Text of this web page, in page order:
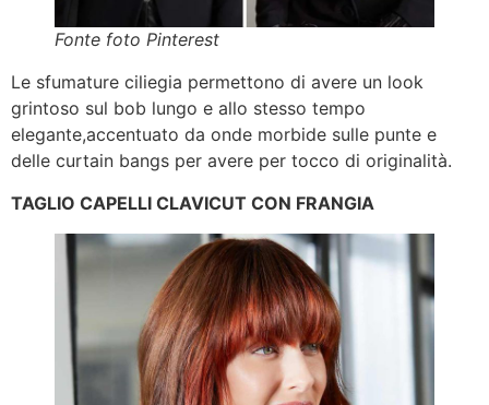
Fonte foto Pinterest
Le sfumature ciliegia permettono di avere un look
grintoso sul bob lungo e allo stesso tempo
elegante,accentuato da onde morbide sulle punte e
delle curtain bangs per avere per tocco di originalità.
TAGLIO CAPELLI CLAVICUT CON FRANGIA